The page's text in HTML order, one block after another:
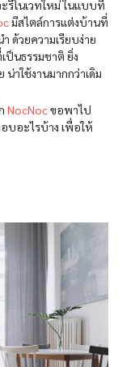
รีโนเวทใหม่ ในแบบที่
มีสไตล์การแต่งบ้านที่
ด้วยความเรียบง่าย
ป็นธรรมชาติ ยิ่ง
าใช้งานมากกว่าเดิม
NocNocขอพาไป
บอะไรบ้าง เพื่อให้